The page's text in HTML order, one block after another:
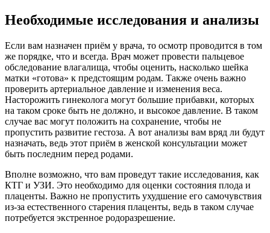
Необходимые исследования и анализы
Если вам назначен приём у врача, то осмотр проводится в том
же порядке, что и всегда. Врач может провести пальцевое
обследование влагалища, чтобы оценить, насколько шейка
матки «готова» к предстоящим родам. Также очень важно
проверить артериальное давление и изменения веса.
Насторожить гинеколога могут большие прибавки, которых
на таком сроке быть не должно, и высокое давление. В таком
случае вас могут положить на сохранение, чтобы не
пропустить развитие гестоза. А вот анализы вам вряд ли будут
назначать, ведь этот приём в женской консультации может
быть последним перед родами.
Вполне возможно, что вам проведут такие исследования, как
КТГ и УЗИ. Это необходимо для оценки состояния плода и
плаценты. Важно не пропустить ухудшение его самочувствия
из-за естественного старения плаценты, ведь в таком случае
потребуется экстренное родоразрешение.